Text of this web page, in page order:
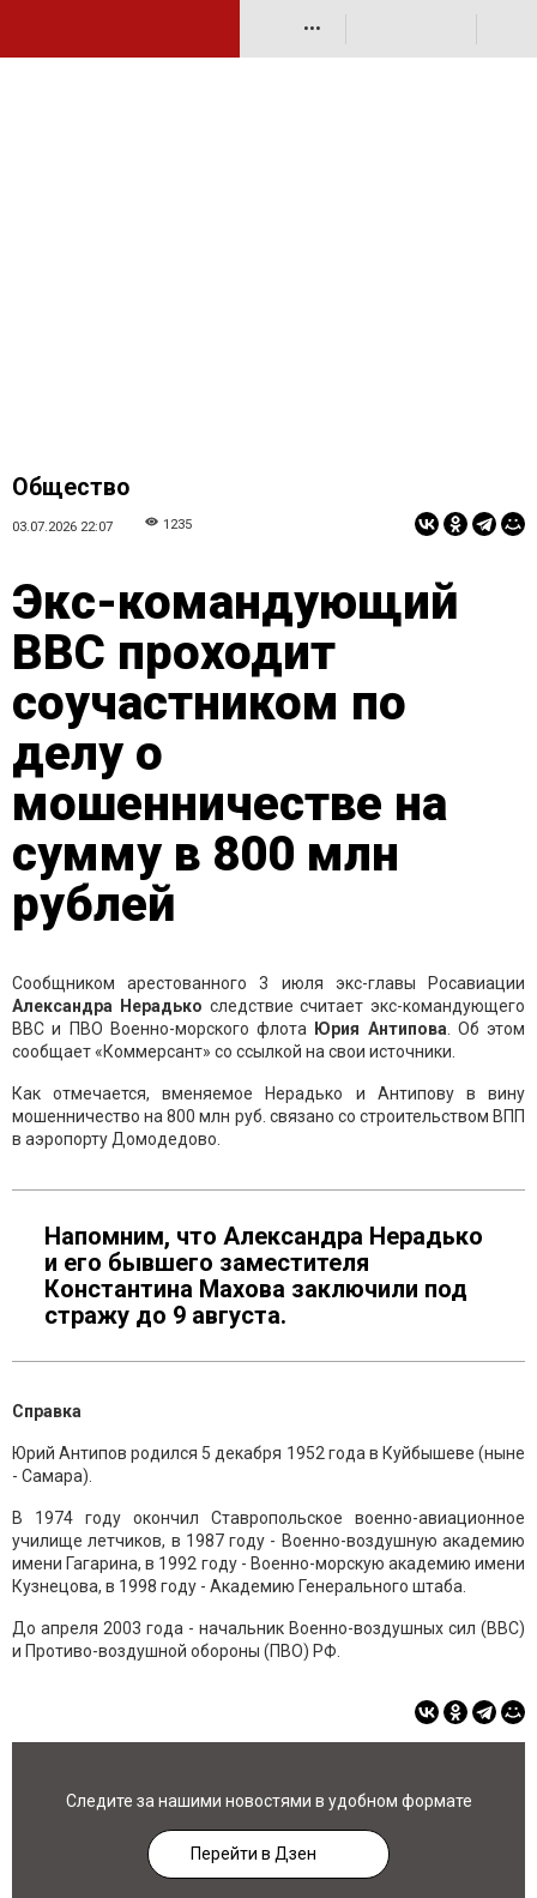
•••
Общество
03.07.2026 22:07 1235
Экс-командующий
ВВС проходит
соучастником по
делу о
мошенничестве на
сумму в 800 млн
рублей
Сообщником арестованного 3 июля экс-главы Росавиации
Александра Нерадько следствие считает экс-командующего
ВВС и ПВО Военно-морского флота
Юрия Антипова . Об этом
сообщает «Коммерсант» со ссылкой на свои источники.
Как отмечается, вменяемое Нерадько и Антипову в вину
мошенничество на 800 млн руб. связано со строительством ВПП
в аэропорту Домодедово.
Напомним, что Александра Нерадько
и его бывшего заместителя
Константина Махова заключили под
стражу до 9 августа.
Справка
Юрий Антипов родился 5 декабря 1952 года в Куйбышеве (ныне
- Самара).
В 1974 году окончил Ставропольское военно-авиационное
училище летчиков, в 1987 году - Военно-воздушную академию
имени Гагарина, в 1992 году - Военно-морскую академию имени
Кузнецова, в 1998 году - Академию Генерального штаба.
До апреля 2003 года - начальник Военно-воздушных сил (ВВС)
и Противо-воздушной обороны (ПВО) РФ.
Следите за нашими новостями в удобном формате
Перейти в Дзен